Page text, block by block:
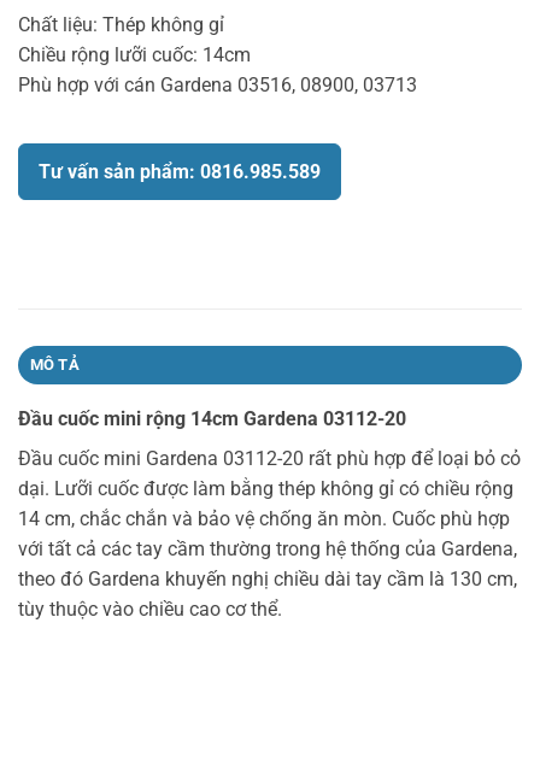
Chất liệu: Thép không gỉ
Chiều rộng lưỡi cuốc: 14cm
Phù hợp với cán Gardena 03516, 08900, 03713
Tư vấn sản phẩm: 0816.985.589
MÔ TẢ
Đầu cuốc mini rộng 14cm Gardena 03112-20
Đầu cuốc mini Gardena 03112-20 rất phù hợp để loại bỏ cỏ
dại. Lưỡi cuốc được làm bằng thép không gỉ có chiều rộng
14 cm, chắc chắn và bảo vệ chống ăn mòn. Cuốc phù hợp
với tất cả các tay cầm thường trong hệ thống của Gardena,
theo đó Gardena khuyến nghị chiều dài tay cầm là 130 cm,
tùy thuộc vào chiều cao cơ thể.